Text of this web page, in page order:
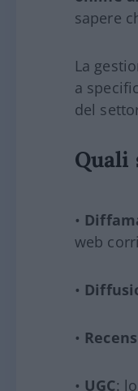
sapere
La
a
del
Quali
•
web
•
•
• UGC: